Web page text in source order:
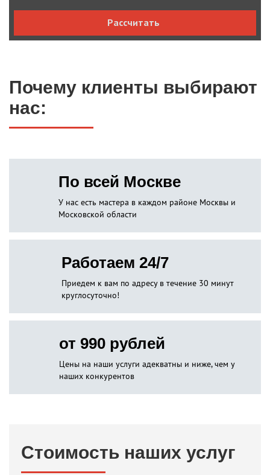
Рассчитать
Почему клиенты выбирают
нас:
По всей Москве
У нас есть мастера в каждом районе Москвы и
Московской области
Работаем 24/7
Приедем к вам по адресу в течение 30 минут
круглосуточно!
от 990 рублей
Цены на наши услуги адекватны и ниже, чем у
наших конкурентов
Стоимость наших услуг